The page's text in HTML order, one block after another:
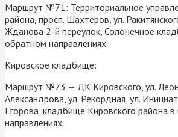
Маршрут №71: Территориальное
района, просп. Шахтеров, ул.
Жданова 2-й переулок, Солонечное
обратном направлениях.
Кировское кладбище:
Маршрут №73 — ДК Кировского, ул.
Александрова, ул. Рекордная, ул.
Егорова, кладбище Кировского района
направлениях.